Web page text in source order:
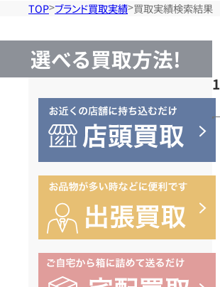
TOP ブランド買取実績 買取実績検索結果
選べる買取方法!
1